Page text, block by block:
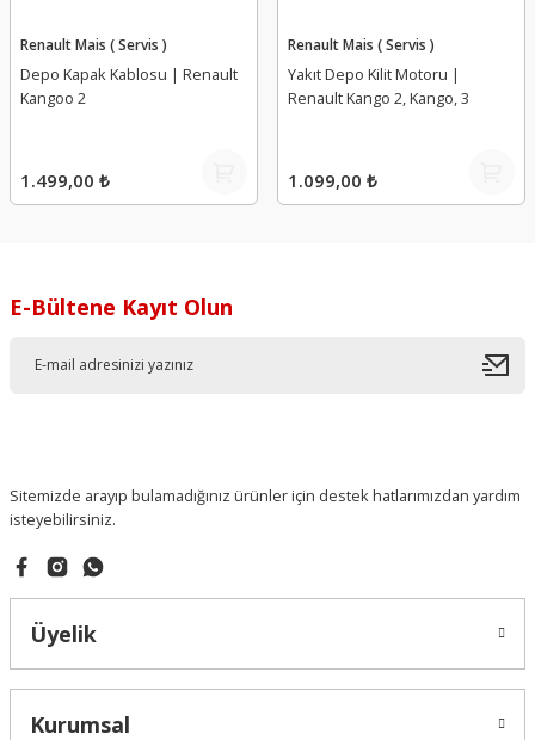
Renault Mais ( Servis )
Depo Kapak Kablosu | Renault
Kangoo 2
1.499,00 ₺
Renault Mais ( Servis )
Yakıt Depo Kilit Motoru |
Renault Kango 2, Kango, 3
1.099,00 ₺
E-Bültene Kayıt Olun
Sitemizde arayıp bulamadığınız ürünler için destek hatlarımızdan yardım
isteyebilirsiniz.
Üyelik
Kurumsal